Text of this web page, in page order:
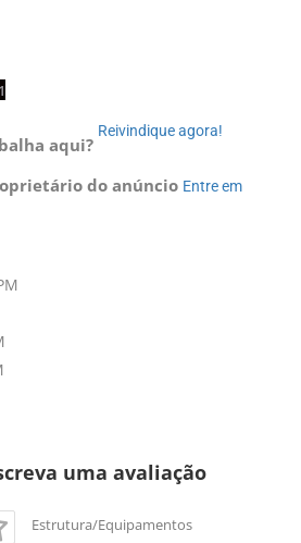
aqui?
Reivindique agora!
do anúncio Entre em
uma avaliação
Estrutura/Equipamentos